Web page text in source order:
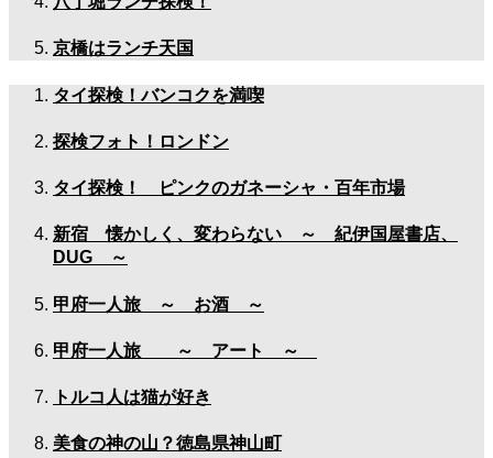
京橋はランチ天国
タイ探検！バンコクを満喫
探検フォト！ロンドン
タイ探検！ ピンクのガネーシャ・百年市場
新宿 懐かしく、変わらない ～ 紀伊国屋書店、
DUG ～
甲府一人旅 ～ お酒 ～
甲府一人旅 ～ アート ～
トルコ人は猫が好き
美食の神の山？徳島県神山町